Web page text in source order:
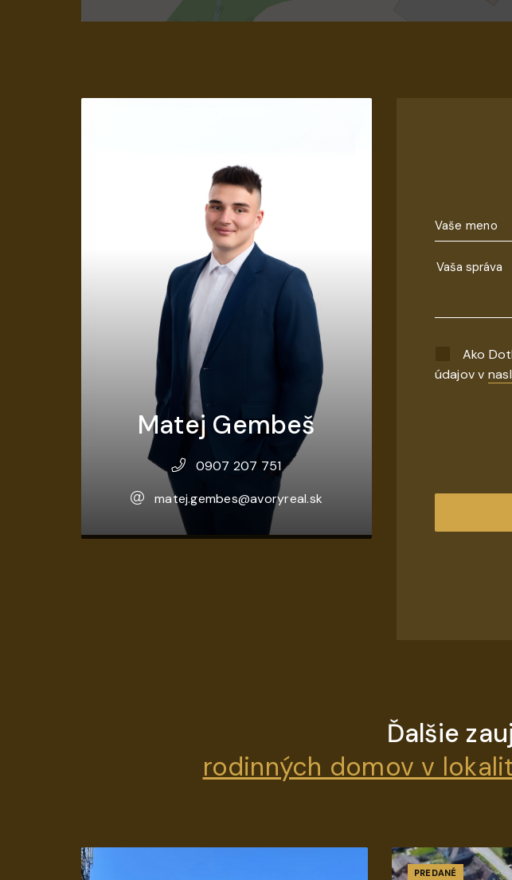
Matej Gembeš
0907 207 751
matej.gembes@avoryreal.sk
Vaše meno
Ako
údajov v
Ďalšie
rodinných domov v
PREDANÉ